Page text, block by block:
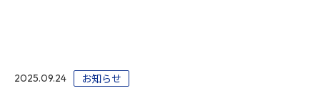
2025.09.24 お知らせ